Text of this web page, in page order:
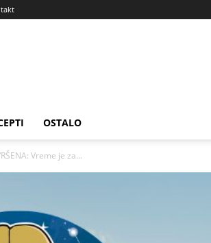
OSTALO
Vreme je za...